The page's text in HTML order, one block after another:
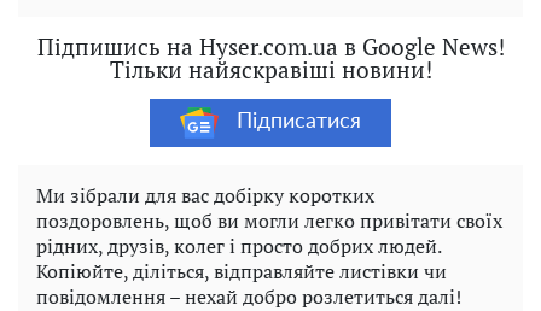
Підпишись на Hyser.com.ua в Google News!
Тільки найяскравіші новини!
Підписатися
Ми зібрали для вас добірку коротких
поздоровлень, щоб ви могли легко привітати своїх
рідних, друзів, колег і просто добрих людей.
Копіюйте, діліться, відправляйте листівки чи
повідомлення – нехай добро розлетиться далі!